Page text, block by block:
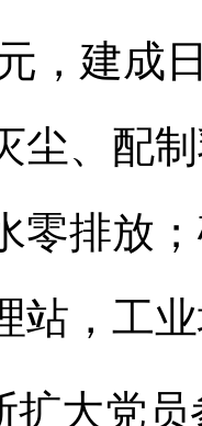
，建成
尘、配
零排放
站，工
扩大党